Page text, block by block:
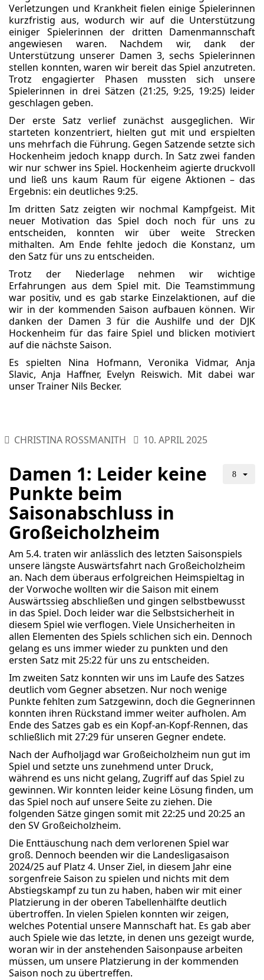
Verletzungen und Krankheit fielen einige Spielerinnen
kurzfristig aus, wodurch wir auf die Unterstützung
einiger Spielerinnen der dritten Damenmannschaft
angewiesen waren. Nachdem wir, dank der
Unterstützung unserer Damen 3, sechs Spielerinnen
stellen konnten, waren wir bereit das Spiel anzutreten.
Trotz engagierter Phasen mussten sich unsere
Spielerinnen in drei Sätzen (21:25, 9:25, 19:25) leider
geschlagen geben.
Der erste Satz verlief zunächst ausgeglichen. Wir
starteten konzentriert, hielten gut mit und erspielten
uns mehrfach die Führung. Gegen Satzende setzte sich
Hockenheim jedoch knapp durch. In Satz zwei fanden
wir nur schwer ins Spiel. Hockenheim agierte druckvoll
und ließ uns kaum Raum für eigene Aktionen – das
Ergebnis: ein deutliches 9:25.
Im dritten Satz zeigten wir nochmal Kampfgeist. Mit
neuer Motivation das Spiel doch noch für uns zu
entscheiden, konnten wir über weite Strecken
mithalten. Am Ende fehlte jedoch die Konstanz, um
den Satz für uns zu entscheiden.
Trotz der Niederlage nehmen wir wichtige
Erfahrungen aus dem Spiel mit. Die Teamstimmung
war positiv, und es gab starke Einzelaktionen, auf die
wir in der kommenden Saison aufbauen können. Wir
danken der Damen 3 für die Aushilfe und der DJK
Hockenheim für das faire Spiel und blicken motiviert
auf die nächste Saison.
Es spielten Nina Hofmann, Veronika Vidmar, Anja
Slavic, Anja Haffner, Evelyn Reiswich. Mit dabei war
unser Trainer Nils Becker.
CHRISTINA ROSSMANITH 10. APRIL 2025
Damen 1: Leider keine
Punkte beim
Saisonabschluss in
Großeicholzheim
Am 5.4. traten wir anlässlich des letzten Saisonspiels
unsere längste Auswärtsfahrt nach Großeicholzheim
an. Nach dem überaus erfolgreichen Heimspieltag in
der Vorwoche wollten wir die Saison mit einem
Auswärtssieg abschließen und gingen selbstbewusst
in das Spiel. Doch leider war die Selbstsicherheit in
diesem Spiel wie verflogen. Viele Unsicherheiten in
allen Elementen des Spiels schlichen sich ein. Dennoch
gelang es uns immer wieder zu punkten und den
ersten Satz mit 25:22 für uns zu entscheiden.
Im zweiten Satz konnten wir uns im Laufe des Satzes
deutlich vom Gegner absetzen. Nur noch wenige
Punkte fehlten zum Satzgewinn, doch die Gegnerinnen
konnten ihren Rückstand immer weiter aufholen. Am
Ende des Satzes gab es ein Kopf-an-Kopf-Rennen, das
schließlich mit 27:29 für unseren Gegner endete.
Nach der Aufholjagd war Großeicholzheim nun gut im
Spiel und setzte uns zunehmend unter Druck,
während es uns nicht gelang, Zugriff auf das Spiel zu
gewinnen. Wir konnten leider keine Lösung finden, um
das Spiel noch auf unsere Seite zu ziehen. Die
folgenden Sätze gingen somit mit 22:25 und 20:25 an
den SV Großeicholzheim.
Die Enttäuschung nach dem verlorenen Spiel war
groß. Dennoch beenden wir die Landesligasaison
2024/25 auf Platz 4. Unser Ziel, in diesem Jahr eine
sorgenfreie Saison zu spielen und nichts mit dem
Abstiegskampf zu tun zu haben, haben wir mit einer
Platzierung in der oberen Tabellenhälfte deutlich
übertroffen. In vielen Spielen konnten wir zeigen,
welches Potential unsere Mannschaft hat. Es gab aber
auch Spiele wie das letzte, in denen uns gezeigt wurde,
woran wir in der anstehenden Saisonpause arbeiten
müssen, um unsere Platzierung in der kommenden
Saison noch zu übertreffen.